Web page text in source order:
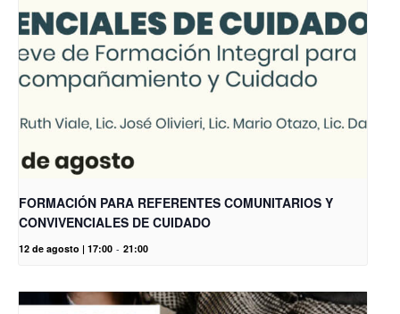
FORMACIÓN PARA REFERENTES COMUNITARIOS Y
CONVIVENCIALES DE CUIDADO
12 de agosto | 17:00 - 21:00